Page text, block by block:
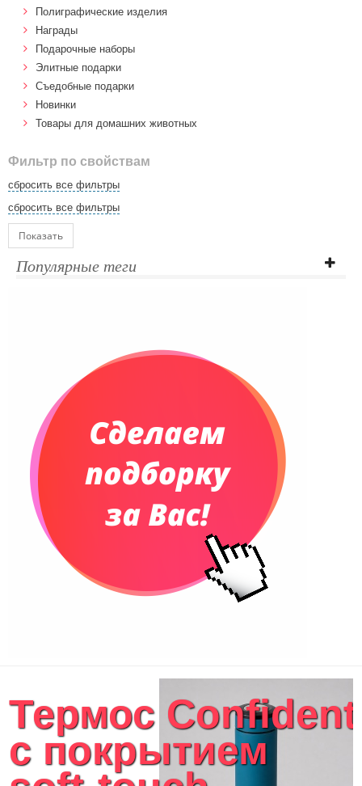
Полиграфические изделия
Награды
Подарочные наборы
Элитные подарки
Cъедобные подарки
Новинки
Товары для домашних животных
Фильтр по свойствам
сбросить все фильтры
сбросить все фильтры
Показать
Популярные теги
Термос Confident
с покрытием